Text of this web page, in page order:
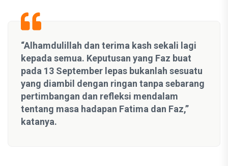
“Alhamdulillah dan terima kash sekali lagi
kepada semua. Keputusan yang Faz buat
pada 13 September lepas bukanlah sesuatu
yang diambil dengan ringan tanpa sebarang
pertimbangan dan refleksi mendalam
tentang masa hadapan Fatima dan Faz,”
katanya.